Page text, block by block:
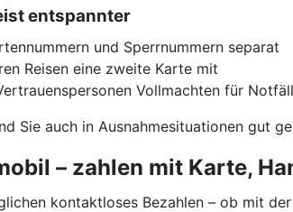
entspannter
und Sperrnummern separat
Reisen eine zweite Karte mit
Vollmachten für
Sie auch in Ausnahmesituationen gut
– zahlen mit Karte,
kontaktloses Bezahlen – ob mit